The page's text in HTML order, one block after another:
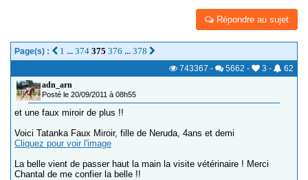
Répondre au sujet
Page(s) : 1 ... 374 375 376 ... 378
743367 - 5662 - 3 -
62
adn_arn
Posté le 20/09/2011 à 08h55
et une faux miroir de plus !!
Voici Tatanka Faux Miroir, fille de Neruda, 4ans et demi
Cliquez pour voir l'image
La belle vient de passer haut la main la visite vétérinaire ! Merci
Chantal de me confier la belle !!